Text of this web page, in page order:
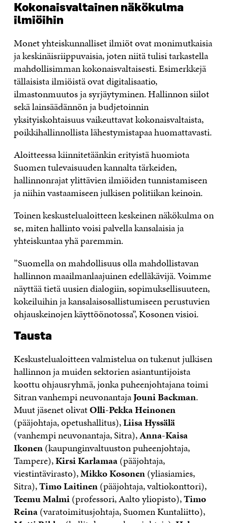
Kokonaisvaltainen näkökulma
ilmiöihin
Monet yhteiskunnalliset ilmiöt ovat monimutkaisia
ja keskinäisriippuvaisia, joten niitä tulisi tarkastella
mahdollisimman kokonaisvaltaisesti. Esimerkkejä
tällaisista ilmiöistä ovat digitalisaatio,
ilmastonmuutos ja syrjäytyminen. Hallinnon siilot
sekä lainsäädännön ja budjetoinnin
yksityiskohtaisuus vaikeuttavat kokonaisvaltaista,
poikkihallinnollista lähestymistapaa huomattavasti.
Aloitteessa kiinnitetäänkin erityistä huomiota
Suomen tulevaisuuden kannalta tärkeiden,
hallinnonrajat ylittävien ilmiöiden tunnistamiseen
ja niihin vastaamiseen julkisen politiikan keinoin.
Toinen keskustelualoitteen keskeinen näkökulma on
se, miten hallinto voisi palvella kansalaisia ja
yhteiskuntaa yhä paremmin.
”Suomella on mahdollisuus olla mahdollistavan
hallinnon maailmanlaajuinen edelläkävijä. Voimme
näyttää tietä uusien dialogiin, sopimuksellisuuteen,
kokeiluihin ja kansalaisosallistumiseen perustuvien
ohjauskeinojen käyttöönotossa”, Kosonen visioi.
Tausta
Keskustelualoitteen valmistelua on tukenut julkisen
hallinnon ja muiden sektorien asiantuntijoista
koottu ohjausryhmä, jonka puheenjohtajana toimi
Sitran vanhempi neuvonantajaJouni Backman.
Muut jäsenet olivatOlli-Pekka Heinonen
(pääjohtaja, opetushallitus),Liisa Hyssälä
(vanhempi neuvonantaja, Sitra),Anna-Kaisa
Ikonen(kaupunginvaltuuston puheenjohtaja,
Tampere),Kirsi Karlamaa(pääjohtaja,
viestintävirasto),Mikko Kosonen(yliasiamies,
Sitra),Timo Laitinen(pääjohtaja, valtiokonttori),
Teemu Malmi(professori, Aalto yliopisto),Timo
Reina(varatoimitusjohtaja, Suomen Kuntaliitto),